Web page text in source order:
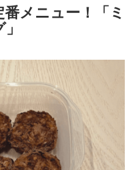
メニュー！「ミ